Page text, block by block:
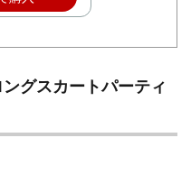
グスカートパーティ